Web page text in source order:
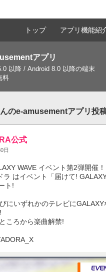
トップ アプリ機能紹
アプリ
以降 / Android 8.0 以降の端末
料
のe-amusementアプリ投
公式
日
WAVE イベント第2弾開催！
はイベント「届けて!
ト!
にいずれかのテレビにGALAXY
ころから楽曲解禁!